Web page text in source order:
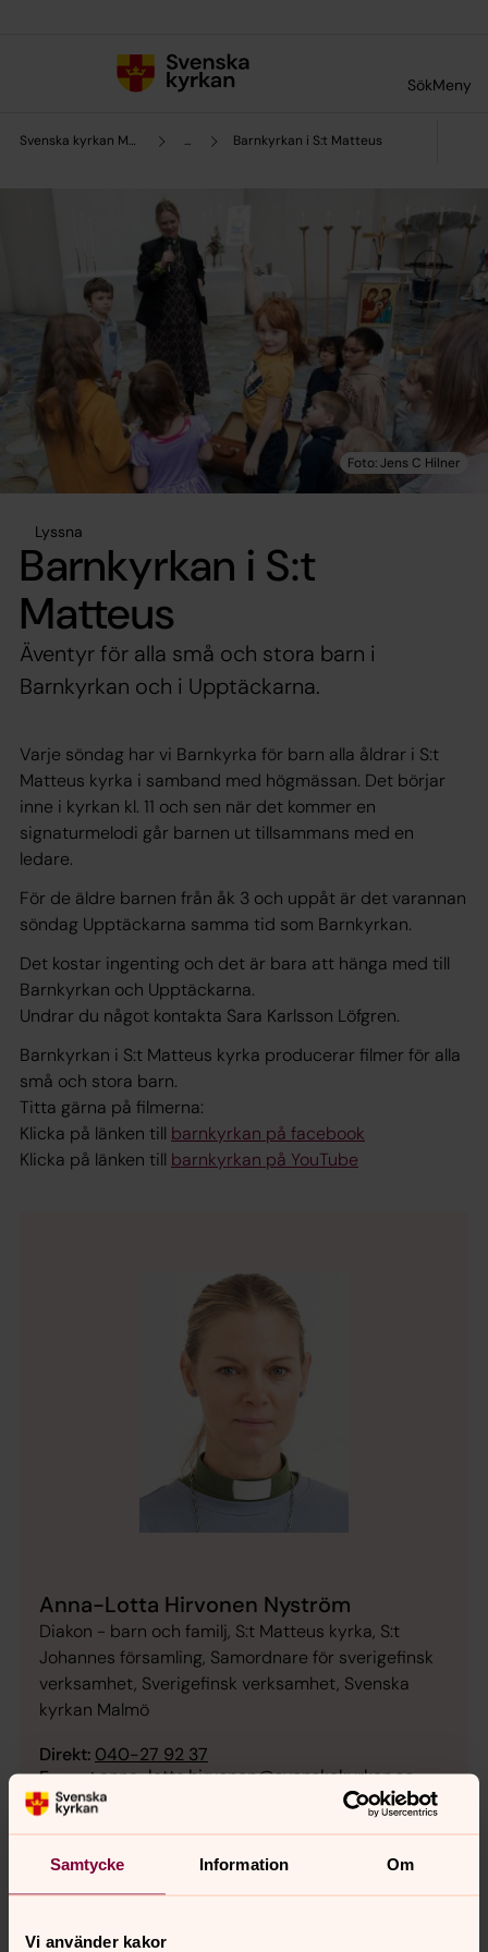
Samtycke Information Om
Vi använder kakor
SökMeny
Svenska kyrkan Malmö ... Barnkyrkan i S:t Matteus
Lyssna
Barnkyrkan i S:t
Matteus
Äventyr för alla små och stora barn i
Barnkyrkan och i Upptäckarna.
Varje söndag har vi Barnkyrka för barn alla åldrar i S:t
Matteus kyrka i samband med högmässan. Det börjar
inne i kyrkan kl. 11 och sen när det kommer en
signaturmelodi går barnen ut tillsammans med en
ledare.
För de äldre barnen från åk 3 och uppåt är det varannan
söndag Upptäckarna samma tid som Barnkyrkan.
Det kostar ingenting och det är bara att hänga med till
Barnkyrkan och Upptäckarna.
Undrar du något kontakta Sara Karlsson Löfgren.
Barnkyrkan i S:t Matteus kyrka producerar filmer för alla
små och stora barn.
Titta gärna på filmerna:
Klicka på länken till barnkyrkan på facebook
Klicka på länken till barnkyrkan på YouTube
Anna-Lotta Hirvonen Nyström
Diakon - barn och familj, S:t Matteus kyrka, S:t
Johannes församling, Samordnare för sverigefinsk
verksamhet, Sverigefinsk verksamhet, Svenska
kyrkan Malmö
Direkt: 040-27 92 37
E-post:anna-lotta.hirvonen@svenskakyrkan.se